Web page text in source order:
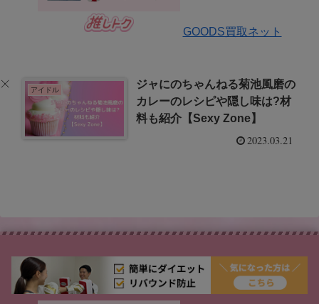
GOODS買取ネット
アイドル
ジャにのちゃんねる菊池風磨の
カレーのレシピや隠し味は?材
料も紹介【Sexy Zone】
2023.03.21